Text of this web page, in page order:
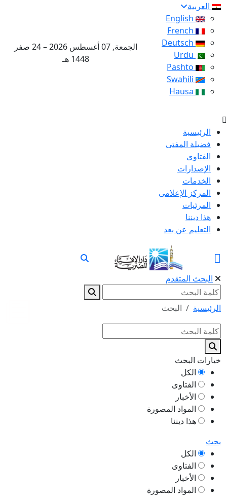
العربية
الجمعة, 07 أغسطس 2026 – 24 صفر
1448 هـ
الرئيسية
فضيلة المفتى
الفتاوى
الإصدارات
الخدمات
المركز الإعلامى
المرئيات
هذا ديننا
التعليم عن بعد
البحث المتقدم
الرئيسية البحث
خيارات البحث
الكل
الفتاوى
الأخبار
المواد المصورة
هذا ديننا
بحث
الكل
الفتاوى
الأخبار
المواد المصورة